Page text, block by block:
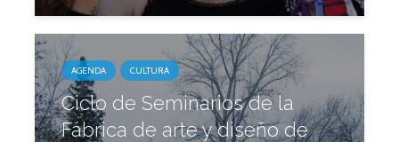
AGENDA CULTURA
Ciclo de Seminarios de la
Fábrica de arte y diseño de